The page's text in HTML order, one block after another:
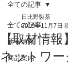
全ての記事
新着情報
商品案内
全ての記事
【取材情
ネットワ
日比野製茶
2019年11月7日